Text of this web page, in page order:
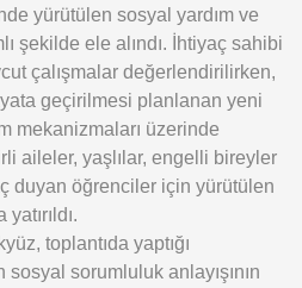
yürütülen sosyal yardım ve
şekilde ele alındı. İhtiyaç sahibi
çalışmalar değerlendirilirken,
geçirilmesi planlanan yeni
mekanizmaları üzerinde
aileler, yaşlılar, engelli bireyler
duyan öğrenciler için yürütülen
toplantıda yaptığı
sorumluluk anlayışının